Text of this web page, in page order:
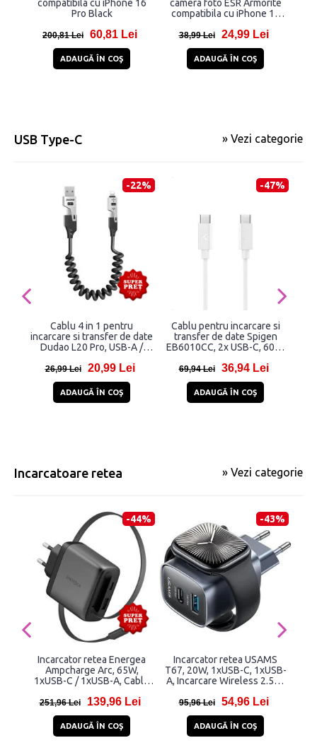
compatibila cu iPhone 16
Pro Black
200,81 Lei 60,81 Lei
ADAUGĂ ÎN COŞ
camera foto ESR Armorite
compatibila cu iPhone 14
Pro / Max/ 17 Pro / Max,
38,99 Lei 24,99 Lei
ADAUGĂ ÎN COŞ
USB Type-C » Vezi categorie
-22%
Cablu 4 in 1 pentru
incarcare si transfer de date
Dudao L20 Pro, USB-A /
65W, 1.5m, Negru
26,99 Lei 20,99 Lei
ADAUGĂ ÎN COŞ
-47%
Cablu pentru incarcare si
transfer de date Spigen
EB6010CC, 2x USB-C, 60W,
69,94 Lei 36,94 Lei
ADAUGĂ ÎN COŞ
Incarcatoare retea » Vezi categorie
-44%
Incarcator retea Energea
Ampcharge Arc, 65W,
1xUSB-C / 1xUSB-A, Cablu
Charging, Gunmetal
251,96 Lei 139,96 Lei
ADAUGĂ ÎN COŞ
-43%
Incarcator retea USAMS
T67, 20W, 1xUSB-C, 1xUSB-
A, Incarcare Wireless 2.5W,
95,96 Lei 54,96 Lei
ADAUGĂ ÎN COŞ